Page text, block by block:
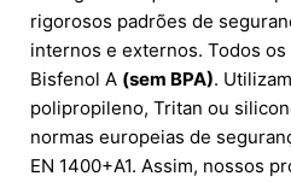
rigorosos padrões de
internos e externos. Todos
Bisfenol A (sem BPA).
polipropileno, Tritan ou
normas europeias de
EN 1400+A1. Assim, nossos